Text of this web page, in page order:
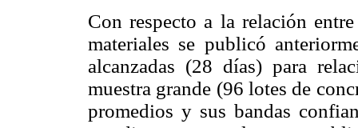
Con respecto a la relación
materiales se publicó
alcanzadas (28 días) para
muestra grande (96 lotes de
promedios y sus bandas